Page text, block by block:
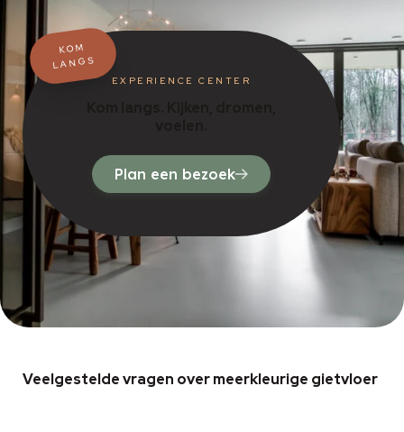
KOM
LANGS
EXPERIENCE CENTER
Plan een bezoek
Veelgestelde vragen over meerkleurige gietvloer